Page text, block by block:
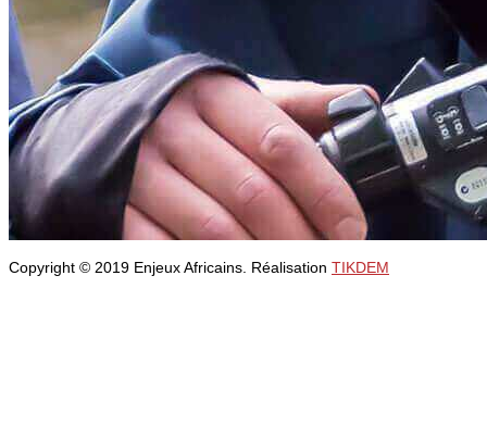
Copyright © 2019 Enjeux Africains. Réalisation TIKDEM